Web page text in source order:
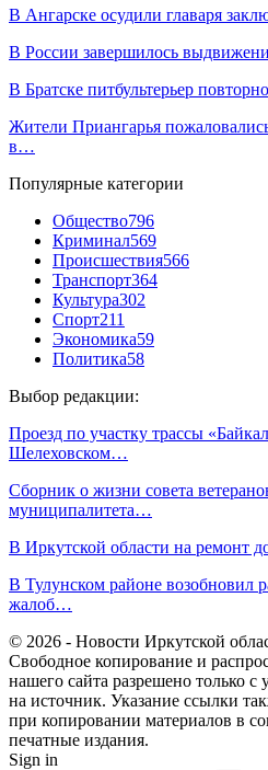
В Ангарске осудили главаря
В России завершилось
В Братске питбультерьер
Жители Приангарья
в…
Популярные категории
Общество796
Криминал569
Происшествия566
Транспорт364
Культура302
Спорт211
Экономика59
Политика58
Выбор редакции:
Проезд по участку трассы
Шелеховском…
Сборник о жизни совета
муниципалитета…
В Иркутской области на ремонт
В Тулунском районе возобновил
жалоб…
© 2026 - Новости Иркутской
Свободное копирование и
нашего сайта разрешено только
на источник. Указание ссылки
при копировании материалов в
печатные издания.
Sign in